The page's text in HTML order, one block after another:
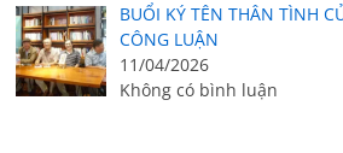
BUỔI KÝ TÊN THÂN TÌNH
CÔNG LUẬN
11/04/2026
Không có bình luận